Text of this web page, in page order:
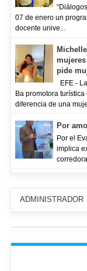
07 de enero un
docente unive...
pide
EFE -
Ba promotora
diferencia de una
Por
Por el
implica
ADMINISTRADOR